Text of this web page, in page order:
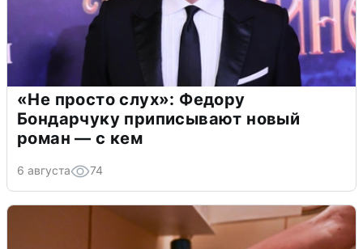
«Не просто слух»: Федору
Бондарчуку приписывают новый
роман — с кем
6 августа 74